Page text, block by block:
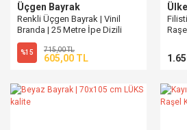
Üçgen Bayrak
Renkli Üçgen Bayrak | Vinil
Branda | 25 Metre İpe Dizili
Süsleme Bayrak
%15 715,00 TL
605,00 TL